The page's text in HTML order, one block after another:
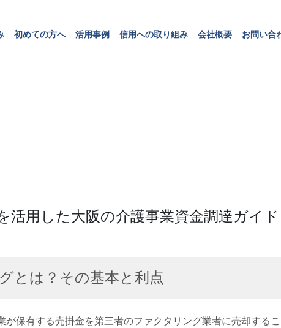
初めての方へ
活用事例
信用への取 り組み
会社概要 お問い合
活用した大阪の介護事業資金調達ガイド
とは？その基本と利点
が保有する売掛金を第三者のファクタリング業者に売却する